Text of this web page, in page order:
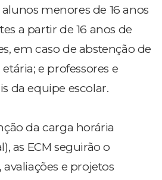
menores de 16 anos
a partir de 16 anos de
em caso de abstenção de
e professores e
da equipe escolar.
da carga horária
as ECM seguirão o
e projetos